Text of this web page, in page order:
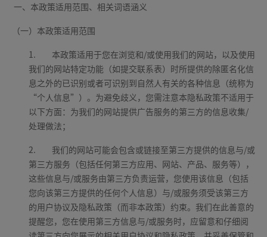
一、本政策适用范围、相关词语涵义
（一）本政策适用范围
1.
本政策适用于您在浏览和/或使用我们的网站，以及使用
我们的网站特定功能（如提交联系表）时所提供的除匿名化信
息之外的已识别或者可识别到自然人有关的各种信息（统称为
“个人信息”）。为避免歧义，您需注意本隐私政策不适用于
以下方面：为我们的网站提供广告服务的第三方的信息收集/
处理做法；
2.
我们的网站可能会包含或链接至第三方提供的信息与/或
第三方服务（包括任何第三方应用、网站、产品、服务等），
这些信息与/或服务由第三方负责运营，您使用该信息（包括
您向该第三方提供的任何个人信息）与/或服务须受该第三方
的用户协议及隐私政策（而非本政策）约束。我们在此善意的
提醒您，您在使用第三方信息与/或服务时，应留意和仔细阅